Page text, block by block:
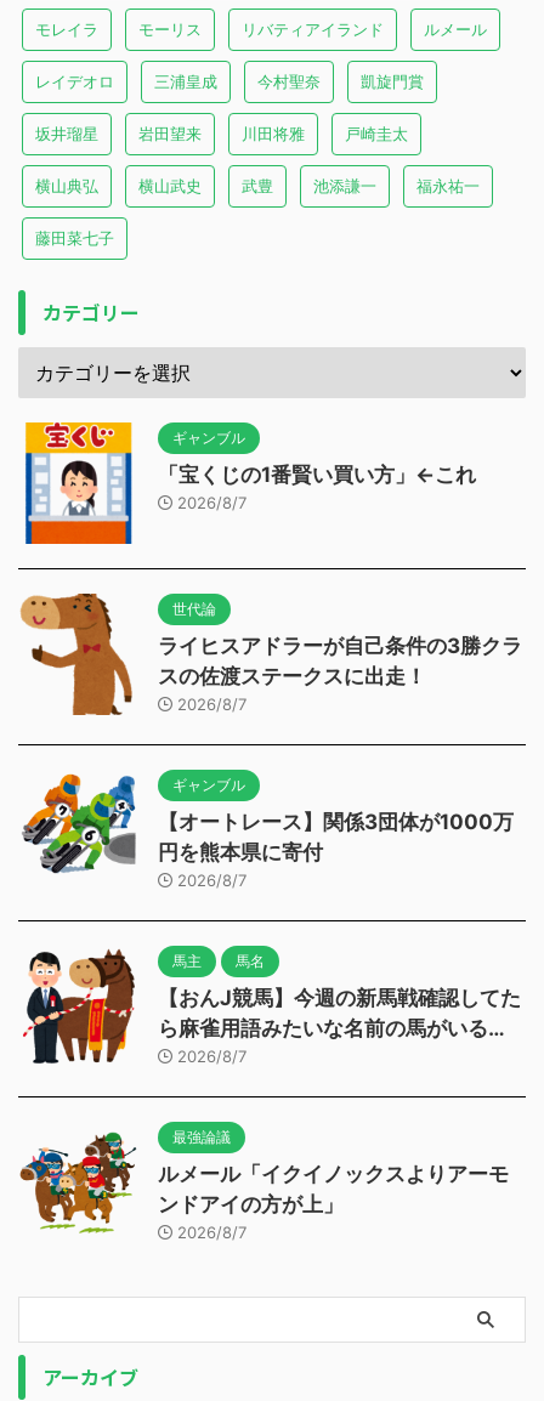
モレイラ モーリス リバティアイランド ルメール
レイデオロ 三浦皇成 今村聖奈 凱旋門賞
坂井瑠星 岩田望来 川田将雅 戸崎圭太
横山典弘 横山武史 武豊 池添謙一 福永祐一
藤田菜七子
カテゴリー
ギャンブル
「宝くじの1番賢い買い方」←これ
2026/8/7
世代論
ライヒスアドラーが自己条件の3勝クラ
スの佐渡ステークスに出走！
2026/8/7
ギャンブル
【オートレース】関係3団体が1000万
円を熊本県に寄付
2026/8/7
馬主 馬名
【おんJ競馬】今週の新馬戦確認してた
ら麻雀用語みたいな名前の馬がいる…
2026/8/7
最強論議
ルメール「イクイノックスよりアーモ
ンドアイの方が上」
2026/8/7
アーカイブ